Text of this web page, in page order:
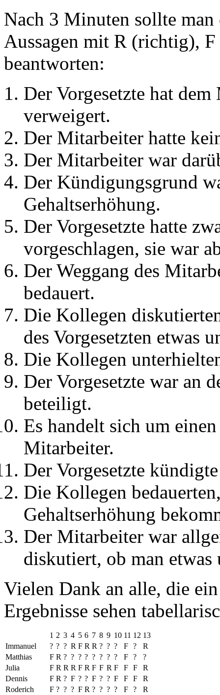
Nach 3 Minuten sollte man
Aussagen mit R (richtig),
beantworten:
Der Vorgesetzte hat
verweigert.
Der Mitarbeiter hatte
Der Mitarbeiter war
Der Kündigungsgrund
Gehaltserhöhung.
Der Vorgesetzte hatte
vorgeschlagen, sie war
Der Weggang des
bedauert.
Die Kollegen
des Vorgesetzten etwas
Die Kollegen
Der Vorgesetzte war an
beteiligt.
Es handelt sich um
Mitarbeiter.
Der Vorgesetzte
Die Kollegen
Gehaltserhöhung
Der Mitarbeiter war
diskutiert, ob man etwas
Vielen Dank an alle, die
Ergebnisse sehen
1 2 3 4 5 6 7 8 9 10 11 12 13
Immanuel
? ? ? R F R R ? ? ? F ?
R
Matthias
F R ? ? ? ? ? ? ? ? F ?
?
Julia
F R R R F R F F R F F F
R
Dennis
F R ? F ? ? F ? ? F F F
R
Roderich
F ? ? ? F R ? ? ? ? F ?
R